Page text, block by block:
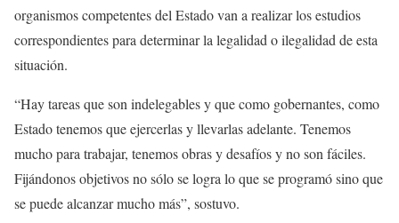
organismos competentes del Estado van a realizar los estudios
correspondientes para determinar la legalidad o ilegalidad de esta
situación.
“Hay tareas que son indelegables y que como gobernantes, como
Estado tenemos que ejercerlas y llevarlas adelante. Tenemos
mucho para trabajar, tenemos obras y desafíos y no son fáciles.
Fijándonos objetivos no sólo se logra lo que se programó sino que
se puede alcanzar mucho más”, sostuvo.